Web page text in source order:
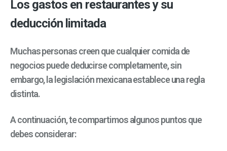
Los gastos en restaurantes y su
deducción limitada
Muchas personas creen que cualquier comida de
negocios puede deducirse completamente, sin
embargo, la legislación mexicana establece una regla
distinta.
A continuación, te compartimos algunos puntos que
debes considerar: